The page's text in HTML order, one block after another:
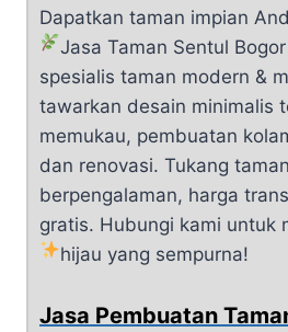
Dapatkan taman impian
Jasa Taman Sentul
spesialis taman modern &
tawarkan desain minimalis
memukau, pembuatan
dan renovasi. Tukang
berpengalaman, harga
gratis. Hubungi kami untuk
hijau yang sempurna!
Jasa Pembuatan